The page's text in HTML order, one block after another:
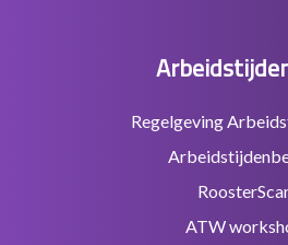
Regelgeving
ATW